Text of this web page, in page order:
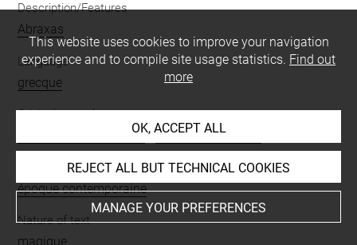
Description/Features
Abraxas
Language
grecque
Original artwork
Paris musée du Louvre-original conservé à
époque contemporaine
Nature of text
magique
This website uses cookies to improve your navigation
experience and to compile site usage statistics. Find out
more
OK, ACCEPT ALL
REJECT ALL BUT TECHNICAL COOKIES
MANAGE YOUR PREFERENCES